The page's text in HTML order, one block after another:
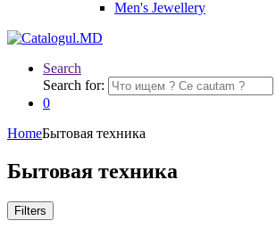
Men's Jewellery
Search
Search for:
0
HomeБытовая техника
Бытовая техника
Filters